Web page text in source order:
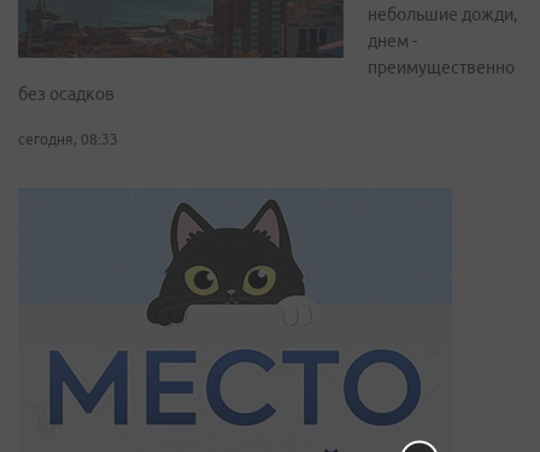
небольшие дожди,
днем -
преимущественно
без осадков
сегодня, 08:33